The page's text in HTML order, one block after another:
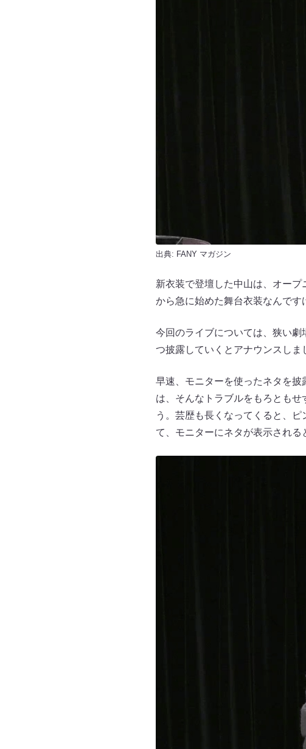
出典: FANY マガジン
新衣装で登壇した中山は、オー
から急に始めた舞台衣装なんです
今回のライブについては、狭い
つ披露していくとアナウンスしま
早速、モニターを使ったネタを
は、そんなトラブルをもろとも
う。芸歴も長くなってくると、
て、モニターにネタが表示される